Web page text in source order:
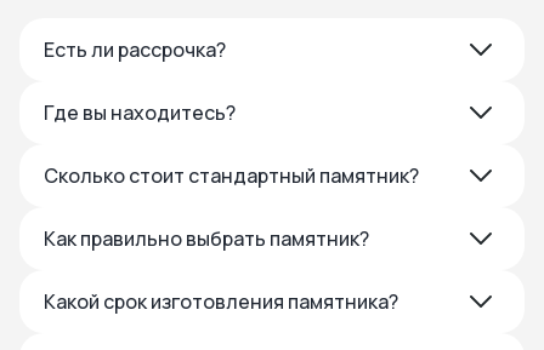
Есть ли рассрочка?
Где вы находитесь?
Сколько стоит стандартный памятник?
Как правильно выбрать памятник?
Какой срок изготовления памятника?